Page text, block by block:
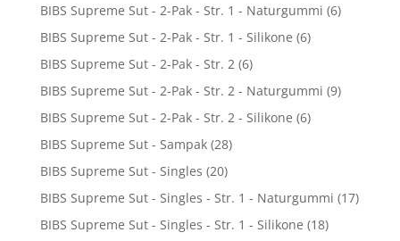
BIBS Supreme Sut - 2-Pak - Str. 1 - Naturgummi (6)
BIBS Supreme Sut - 2-Pak - Str. 1 - Silikone (6)
BIBS Supreme Sut - 2-Pak - Str. 2 (6)
BIBS Supreme Sut - 2-Pak - Str. 2 - Naturgummi (9)
BIBS Supreme Sut - 2-Pak - Str. 2 - Silikone (6)
BIBS Supreme Sut - Sampak (28)
BIBS Supreme Sut - Singles (20)
BIBS Supreme Sut - Singles - Str. 1 - Naturgummi (17)
BIBS Supreme Sut - Singles - Str. 1 - Silikone (18)